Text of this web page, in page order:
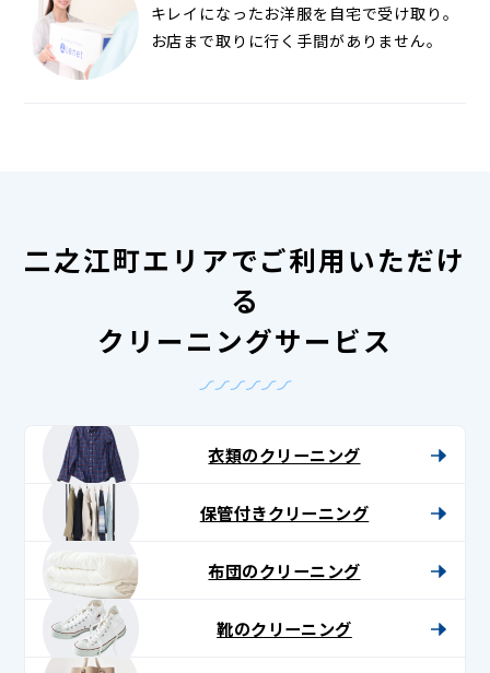
キレイになったお洋服を自宅で受け取り。
お店まで取りに行く手間がありません。
二之江町エリアでご利用いただけ
る
クリーニングサービス
衣類のクリーニング
保管付きクリーニング
布団のクリーニング
靴のクリーニング